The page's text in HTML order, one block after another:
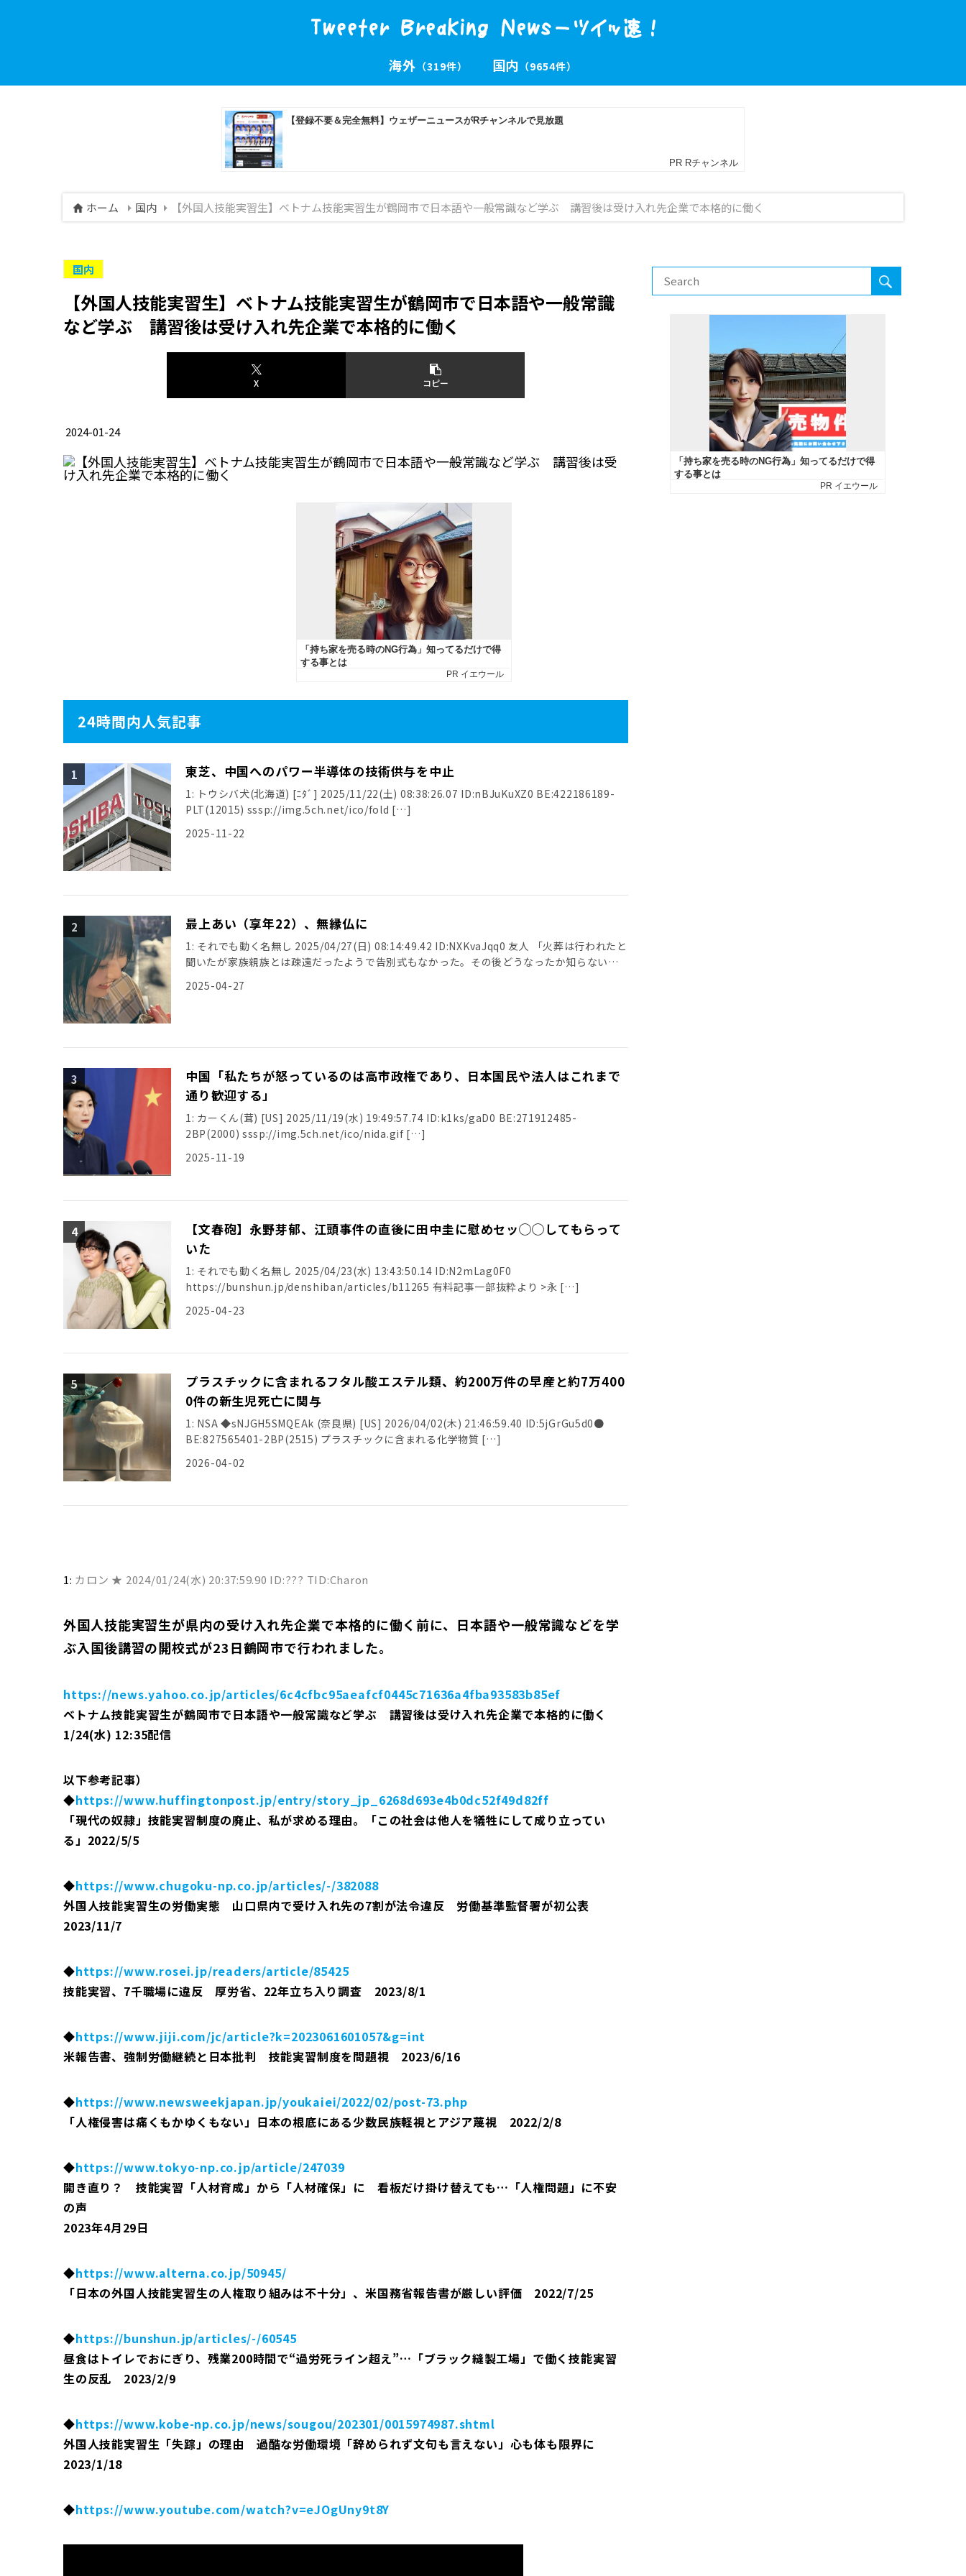
海外 （319件） 国内 （9654件）
ホーム 国内 【外国人技能実習生】ベトナム技能実習生が鶴岡市で日本語や一般常識など学ぶ 講習後は受け入れ先企業で本格的に働く
国内
【外国人技能実習生】ベトナム技能実習生が鶴岡市で日本語や一般常識
など学ぶ 講習後は受け入れ先企業で本格的に働く
X コピー
2024-01-24
24時間内人気記事
東芝、中国へのパワー半導体の技術供与を中止
1: トウシバ犬(北海道) [ﾆﾀﾞ] 2025/11/22(土) 08:38:26.07 ID:nBJuKuXZ0 BE:422186189-
PLT(12015) sssp://img.5ch.net/ico/fold […]
2025-11-22
最上あい（享年22）、無縁仏に
1: それでも動く名無し 2025/04/27(日) 08:14:49.42 ID:NXKvaJqq0 友人 「火葬は行われたと
聞いたが家族親族とは疎遠だったようで告別式もなかった。その後どうなったか知らない」
2025-04-27
中国「私たちが怒っているのは高市政権であり、日本国民や法人はこれまで
通り歓迎する」
1: カーくん(茸) [US] 2025/11/19(水) 19:49:57.74 ID:k1ks/gaD0 BE:271912485-
2BP(2000) sssp://img.5ch.net/ico/nida.gif […]
2025-11-19
【文春砲】永野芽郁、江頭事件の直後に田中圭に慰めセッ◯◯してもらって
いた
1: それでも動く名無し 2025/04/23(水) 13:43:50.14 ID:N2mLag0F0
https://bunshun.jp/denshiban/articles/b11265 有料記事一部抜粋より >永 […]
2025-04-23
プラスチックに含まれるフタル酸エステル類、約200万件の早産と約7万400
0件の新生児死亡に関与
1: NSA ◆sNJGH5SMQEAk (奈良県) [US] 2026/04/02(木) 21:46:59.40 ID:5jGrGu5d0●
BE:827565401-2BP(2515) プラスチックに含まれる化学物質 […]
2026-04-02
1: カロン ★ 2024/01/24(水) 20:37:59.90 ID:??? TID:Charon
外国人技能実習生が県内の受け入れ先企業で本格的に働く前に、日本語や一般常識などを学
ぶ入国後講習の開校式が23日鶴岡市で行われました。
https://news.yahoo.co.jp/articles/6c4cfbc95aeafcf0445c71636a4fba93583b85ef
ベトナム技能実習生が鶴岡市で日本語や一般常識など学ぶ 講習後は受け入れ先企業で本格的に働く
1/24(水) 12:35配信
以下参考記事）
◆https://www.huffingtonpost.jp/entry/story_jp_6268d693e4b0dc52f49d82ff
「現代の奴隷」技能実習制度の廃止、私が求める理由。「この社会は他人を犠牲にして成り立ってい
る」2022/5/5
◆https://www.chugoku-np.co.jp/articles/-/382088
外国人技能実習生の労働実態 山口県内で受け入れ先の7割が法令違反 労働基準監督署が初公表
2023/11/7
◆https://www.rosei.jp/readers/article/85425
技能実習、7千職場に違反 厚労省、22年立ち入り調査 2023/8/1
◆https://www.jiji.com/jc/article?k=2023061601057&g=int
米報告書、強制労働継続と日本批判 技能実習制度を問題視 2023/6/16
◆https://www.newsweekjapan.jp/youkaiei/2022/02/post-73.php
「人権侵害は痛くもかゆくもない」日本の根底にある少数民族軽視とアジア蔑視 2022/2/8
◆https://www.tokyo-np.co.jp/article/247039
開き直り？ 技能実習「人材育成」から「人材確保」に 看板だけ掛け替えても…「人権問題」に不安
の声
2023年4月29日
◆https://www.alterna.co.jp/50945/
「日本の外国人技能実習生の人権取り組みは不十分」、米国務省報告書が厳しい評価 2022/7/25
◆https://bunshun.jp/articles/-/60545
昼食はトイレでおにぎり、残業200時間で“過労死ライン超え”…「ブラック縫製工場」で働く技能実習
生の反乱 2023/2/9
◆https://www.kobe-np.co.jp/news/sougou/202301/0015974987.shtml
外国人技能実習生「失踪」の理由 過酷な労働環境「辞められず文句も言えない」心も体も限界に
2023/1/18
◆https://www.youtube.com/watch?v=eJOgUny9t8Y